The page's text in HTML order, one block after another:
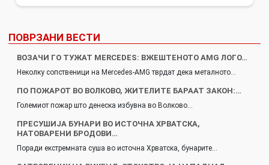
ПОВРЗАНИ ВЕСТИ
ВОЗАЧИ ГО ТУЖАТ MERCEDES: ВЖЕШТЕНОТО AMG ЛОГО…
Неколку сопственици на Mercedes-AMG тврдат дека металното…
ПО ПОЖАРОТ ВО ВОЛКОВО, ЖИТЕЛИТЕ БАРААТ ЗАКОН:…
Големиот пожар што денеска избувна во Волково…
ПРЕСУШИЈА БУНАРИ ВО ИСТОЧНА ХРВАТСКА,
НАТОВАРЕНИ БРОДОВИ…
Поради екстремната суша во источна Хрватска, бунарите…